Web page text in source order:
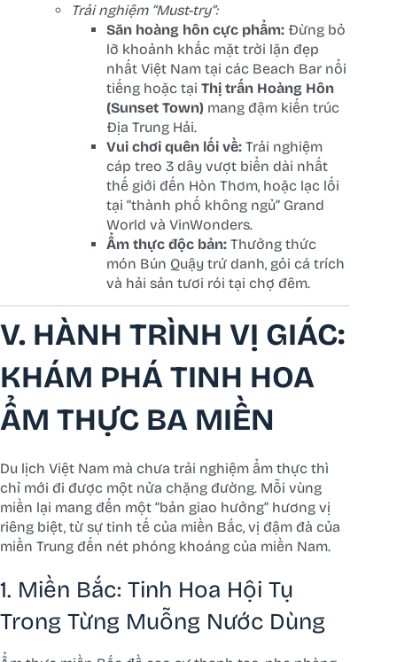
Trải nghiệm “Must-try”:
Săn hoàng hôn cực phẩm: Đừng bỏ
lỡ khoảnh khắc mặt trời lặn đẹp
nhất Việt Nam tại các Beach Bar nổi
tiếng hoặc tại Thị trấn Hoàng Hôn
(Sunset Town) mang đậm kiến trúc
Địa Trung Hải.
Vui chơi quên lối về: Trải nghiệm
cáp treo 3 dây vượt biển dài nhất
thế giới đến Hòn Thơm, hoặc lạc lối
tại “thành phố không ngủ” Grand
World và VinWonders.
Ẩm thực độc bản: Thưởng thức
món Bún Quậy trứ danh, gỏi cá trích
và hải sản tươi rói tại chợ đêm.
V. HÀNH TRÌNH VỊ GIÁC:
KHÁM PHÁ TINH HOA
ẨM THỰC BA MIỀN
Du lịch Việt Nam mà chưa trải nghiệm ẩm thực thì
chỉ mới đi được một nửa chặng đường. Mỗi vùng
miền lại mang đến một “bản giao hưởng” hương vị
riêng biệt, từ sự tinh tế của miền Bắc, vị đậm đà của
miền Trung đến nét phóng khoáng của miền Nam.
1. Miền Bắc: Tinh Hoa Hội Tụ
Trong Từng Muỗng Nước Dùng